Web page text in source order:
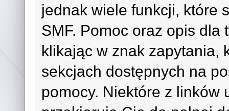
jednak wiele funkcji, które
SMF. Pomoc oraz opis dla
klikając w znak zapytania,
sekcjach dostępnych na
pomocy. Niektóre z linków